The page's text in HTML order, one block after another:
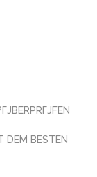
DEM BESTEN